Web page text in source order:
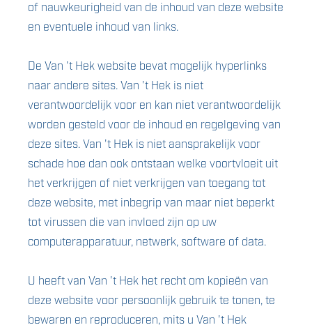
of nauwkeurigheid van de inhoud van deze website
en eventuele inhoud van links.
De Van 't Hek website bevat mogelijk hyperlinks
naar andere sites. Van 't Hek is niet
verantwoordelijk voor en kan niet verantwoordelijk
worden gesteld voor de inhoud en regelgeving van
deze sites. Van 't Hek is niet aansprakelijk voor
schade hoe dan ook ontstaan welke voortvloeit uit
het verkrijgen of niet verkrijgen van toegang tot
deze website, met inbegrip van maar niet beperkt
tot virussen die van invloed zijn op uw
computerapparatuur, netwerk, software of data.
U heeft van Van 't Hek het recht om kopieën van
deze website voor persoonlijk gebruik te tonen, te
bewaren en reproduceren, mits u Van 't Hek